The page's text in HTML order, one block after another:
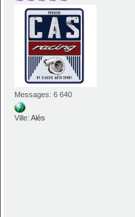
Messages: 6 640
Ville:Alès